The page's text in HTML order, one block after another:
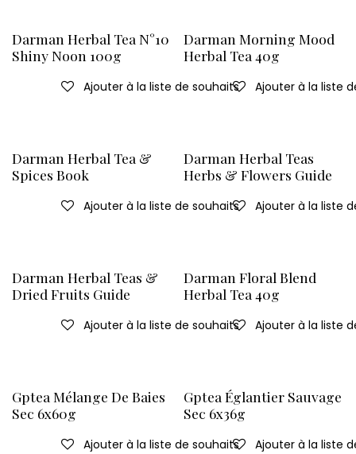
Darman Herbal Tea N°10
Shiny Noon 100g
Ajouter à la liste de souhaits
Darman Morning Mood
Herbal Tea 40g
Ajouter à la liste
Darman Herbal Tea &
Spices Book
Ajouter à la liste de souhaits
Darman Herbal Teas
Herbs & Flowers Guide
Ajouter à la liste
Darman Herbal Teas &
Dried Fruits Guide
Ajouter à la liste de souhaits
Darman Floral Blend
Herbal Tea 40g
Ajouter à la liste
Gptea Mélange De Baies
Sec 6x60g
Ajouter à la liste de souhaits
Gptea Églantier Sauvage
Sec 6x36g
Ajouter à la liste